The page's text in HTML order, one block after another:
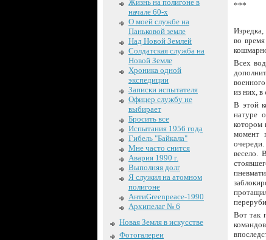
Жизнь на полигоне в
начале 60-х
О моей службе на
Паньковой земле
Над Новой Землей
Солдатская служба на
Новой Земле
Хроника одной
экспедиции
Записки испытателя
Офицер службу не
выбирает
Бросить все
Испытания 1956 года
Гибель "Байкала"
Мне часто снится
Авария 1990 г.
Выполняя долг
Я служил на атомном
полигоне
АнтиGreenpeace-1990
Архипелаг № 6
Новая Земля в искусстве
Фотогалереи
***
во
Всех
из них, в
В этой
натуре
котором
момент
очереди.
весело.
Вот так